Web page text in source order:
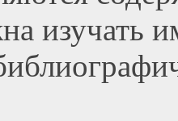
изучать